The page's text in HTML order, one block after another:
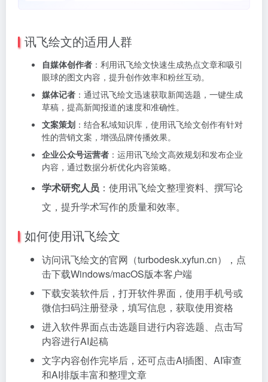
讯飞绘文的适用人群
自媒体创作者 ：利用讯飞绘文快速生成热点文章和吸引
眼球的图文内容，提升创作效率和粉丝互动。
媒体记者 ：通过讯飞绘文迅速获取新闻选题，一键生成
草稿，提高新闻报道的速度和准确性。
文案策划 ：结合私域知识库，使用讯飞绘文创作有针对
性的营销文案，增强品牌传播效果。
企业公众号运营者 ：运用讯飞绘文高效规划和发布企业
内容，通过数据分析优化内容策略。
学术研究人员 ：使用讯飞绘文整理资料、撰写论
文，提升学术写作的质量和效率。
如何使用讯飞绘文
访问讯飞绘文的官网（turbodesk.xyfun.cn），点
击下载Windows/macOS版本客户端
下载安装软件后，打开软件界面，使用手机号或
微信扫码注册登录，填写信息，获取使用资格
进入软件界面点击选题目进行内容选题、点击写
内容进行AI起稿
文字内容创作完毕后，还可点击AI插图、AI审查
和AI排版丰富和整理文章